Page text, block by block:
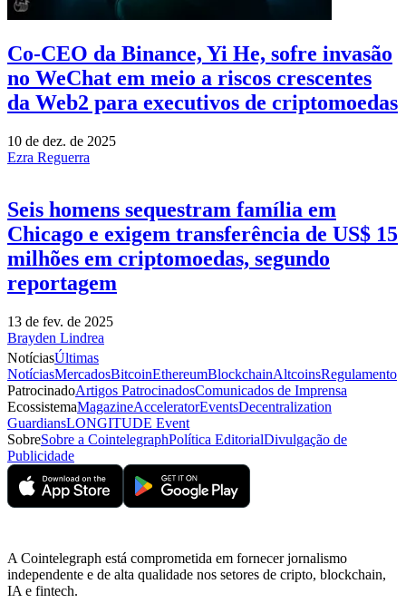
Co-CEO da Binance, Yi He, sofre invasão
no WeChat em meio a riscos crescentes
da Web2 para executivos de criptomoedas
10 de dez. de 2025
Ezra Reguerra
Seis homens sequestram família em
Chicago e exigem transferência de US$ 15
milhões em criptomoedas, segundo
reportagem
13 de fev. de 2025
Brayden Lindrea
NotíciasÚltimas
NotíciasMercadosBitcoinEthereumBlockchainAltcoinsRegulamento
PatrocinadoArtigos PatrocinadosComunicados de Imprensa
EcossistemaMagazineAcceleratorEventsDecentralization
GuardiansLONGITUDE Event
SobreSobre a CointelegraphPolítica EditorialDivulgação de
Publicidade
A Cointelegraph está comprometida em fornecer jornalismo
independente e de alta qualidade nos setores de cripto, blockchain,
IA e fintech.